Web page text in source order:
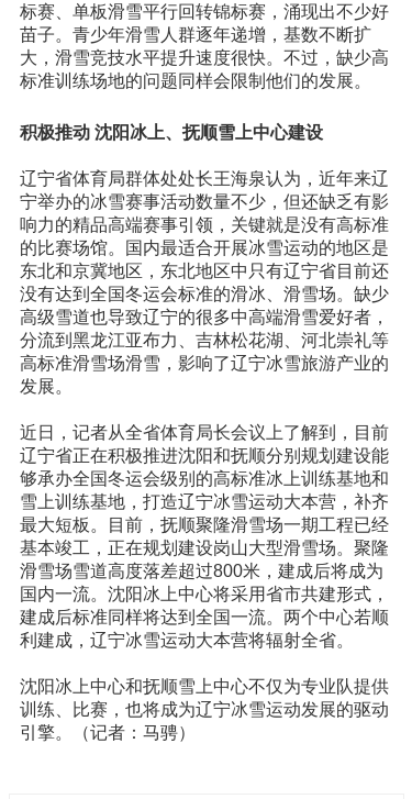
标赛、单板滑雪平行回转锦标赛，涌现出不少好
苗子。青少年滑雪人群逐年递增，基数不断扩
大，滑雪竞技水平提升速度很快。不过，缺少高
标准训练场地的问题同样会限制他们的发展。
积极推动 沈阳冰上、抚顺雪上中心建设
辽宁省体育局群体处处长王海泉认为，近年来辽
宁举办的冰雪赛事活动数量不少，但还缺乏有影
响力的精品高端赛事引领，关键就是没有高标准
的比赛场馆。国内最适合开展冰雪运动的地区是
东北和京冀地区，东北地区中只有辽宁省目前还
没有达到全国冬运会标准的滑冰、滑雪场。缺少
高级雪道也导致辽宁的很多中高端滑雪爱好者，
分流到黑龙江亚布力、吉林松花湖、河北崇礼等
高标准滑雪场滑雪，影响了辽宁冰雪旅游产业的
发展。
近日，记者从全省体育局长会议上了解到，目前
辽宁省正在积极推进沈阳和抚顺分别规划建设能
够承办全国冬运会级别的高标准冰上训练基地和
雪上训练基地，打造辽宁冰雪运动大本营，补齐
最大短板。目前，抚顺聚隆滑雪场一期工程已经
基本竣工，正在规划建设岗山大型滑雪场。聚隆
滑雪场雪道高度落差超过800米，建成后将成为
国内一流。沈阳冰上中心将采用省市共建形式，
建成后标准同样将达到全国一流。两个中心若顺
利建成，辽宁冰雪运动大本营将辐射全省。
沈阳冰上中心和抚顺雪上中心不仅为专业队提供
训练、比赛，也将成为辽宁冰雪运动发展的驱动
引擎。（记者：马骋）